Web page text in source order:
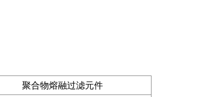
聚合物熔融过滤元件